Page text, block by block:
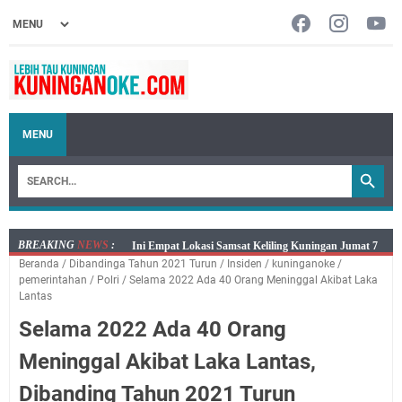
MENU
BREAKING NEWS :
Jumat 7 Agustus 2026 Mobil SIM Keliling Ada di
Kecamatan Sindangagung
Kelaparan Meskipun Memiliki Sekarung Penuh Uang
Salat Lima Waktu itu Bukan Cuma Kewajiban, Tapi
Beranda / Dibandinga Tahun 2021 Turun / Insiden / kuninganoke /
pemerintahan / Polri / Selama 2022 Ada 40 Orang Meninggal Akibat Laka
Lantas
Selama 2022 Ada 40 Orang
Meninggal Akibat Laka Lantas,
Dibanding Tahun 2021 Turun